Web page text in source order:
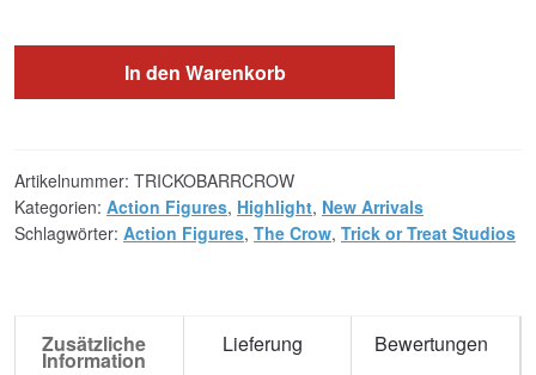
In den Warenkorb
Artikelnummer: TRICKOBARRCROW
Kategorien: Action Figures, Highlight, New Arrivals
Schlagwörter: Action Figures, The Crow, Trick or Treat Studios
Zusätzliche
Information
Lieferung Bewertungen